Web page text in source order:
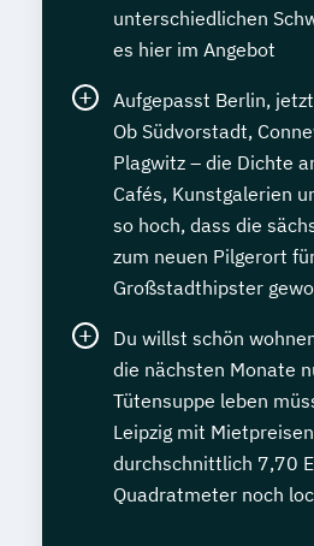
unterschiedlichen
es hier im Angebot
Aufgepasst Berlin,
Ob Südvorstadt,
Plagwitz – die Dichte
Cafés, Kunstgalerien
so hoch, dass die
zum neuen Pilgerort
Großstadthipster
Du willst schön
die nächsten Monate
Tütensuppe leben
Leipzig mit
durchschnittlich 7,70
Quadratmeter noch